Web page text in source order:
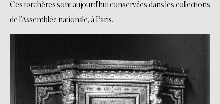
Ces torchères sont aujourd’hui conservées dans les collections
de l’Assemblée nationale, à Paris.